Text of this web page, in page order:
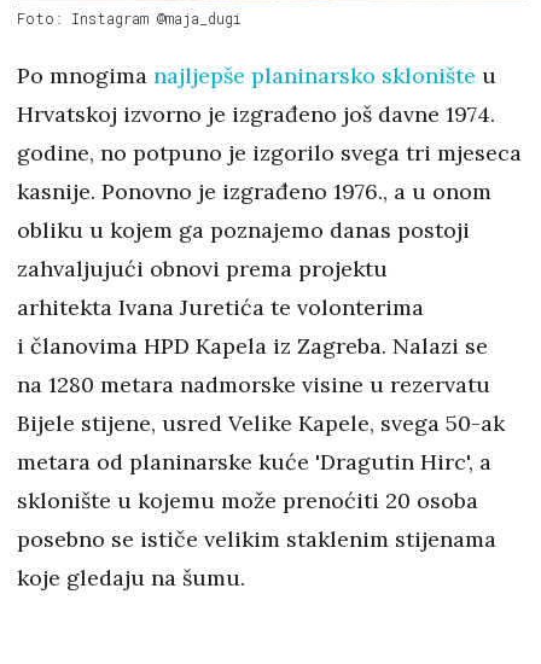
Foto: Instagram @maja_dugi
Po mnogima najljepše planinarsko sklonište u
Hrvatskoj izvorno je izgrađeno još davne 1974.
godine, no potpuno je izgorilo svega tri mjeseca
kasnije. Ponovno je izgrađeno 1976., a u onom
obliku u kojem ga poznajemo danas postoji
zahvaljujući obnovi prema projektu
arhitekta Ivana Juretića te volonterima
i članovima HPD Kapela iz Zagreba. Nalazi se
na 1280 metara nadmorske visine u rezervatu
Bijele stijene, usred Velike Kapele, svega 50-ak
metara od planinarske kuće 'Dragutin Hirc', a
sklonište u kojemu može prenoćiti 20 osoba
posebno se ističe velikim staklenim stijenama
koje gledaju na šumu.